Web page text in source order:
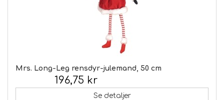
Mrs. Long-Leg rensdyr-julemand, 50 cm
196,75 kr
Se detaljer